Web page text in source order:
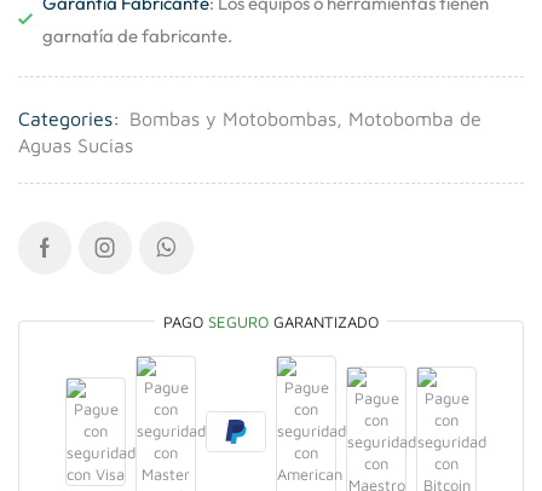
garnatía de fabricante.
Categories: Bombas y Motobombas, Motobomba de
Aguas Sucias
PAGO SEGURO GARANTIZADO